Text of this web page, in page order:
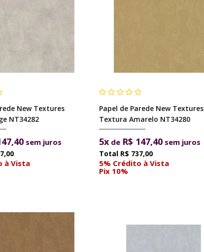
New Textures
NT34282
sem juros
à Vista
Papel de Parede New Textures
Textura Amarelo NT34280
5xde R$ 147,40sem juros
R$ 737,00
5% Crédito à Vista
Pix 10%